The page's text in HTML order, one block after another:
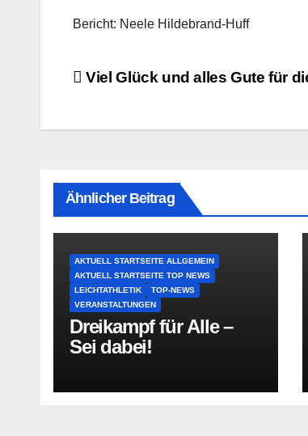
Bericht: Neele Hildebrand-Huff
Beitragsnavigation
Viel Glück und alles Gute für
Ähnlicher Beitrag
AKTUELL STARTSEITE ALLGEMEIN
AKTUELL STARTSEITE TOP NEWS
LEICHTATHLETIK
TOP-NEWS
VERANSTALTUNGEN
Dreikampf für Alle –
Sei dabei!